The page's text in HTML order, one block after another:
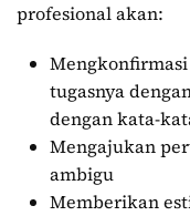
profesional akan:
tugasnya
dengan kata-
Mengajukan
ambigu
Memberikan